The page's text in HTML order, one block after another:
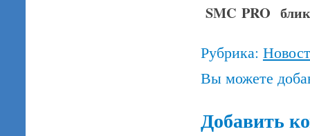
SMC PRO
Рубрика:
Вы можете
Добавить